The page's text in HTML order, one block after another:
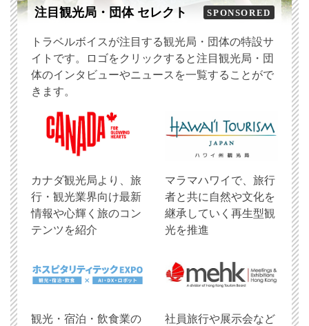
注目観光局・団体 セレクト SPONSORED
トラベルボイスが注目する観光局・団体の特設サ
イトです。ロゴをクリックすると注目観光局・団
体のインタビューやニュースを一覧することがで
きます。
​カナダ観光局より、旅
行・観光業界向け最新
情報や心輝く旅のコン
テンツを紹介
マラマハワイで、旅行
者と共に自然や文化を
継承していく再生型観
光を推進
観光・宿泊・飲食業の
社員旅行や展示会など